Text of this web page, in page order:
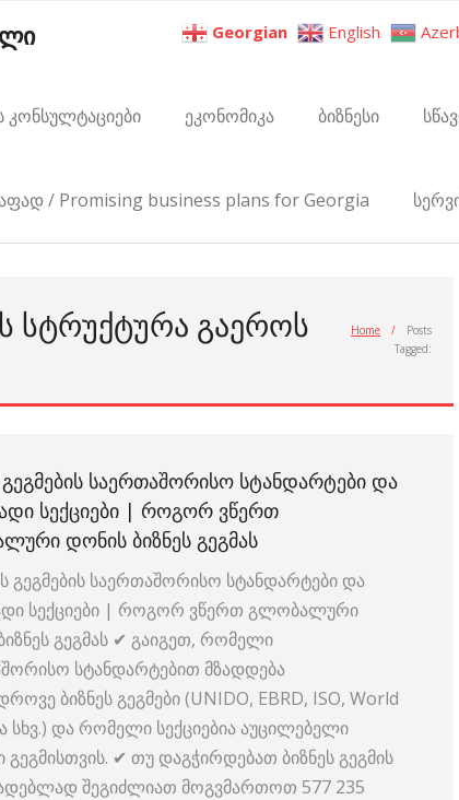
კონსულტაციები ეკონომიკა ბიზნესი
/ Promising business plans for Georgia
ᲡᲢᲠᲣᲥᲢᲣᲠᲐ ᲒᲐᲔᲠᲝᲡ Home /
Posts
Tagged:
ᲒᲔᲒᲛᲔᲑᲘᲡ ᲡᲐᲔᲠᲗᲐᲨᲝᲠᲘᲡᲝ ᲡᲢᲐᲜᲓᲐᲠᲢᲔᲑᲘ ᲓᲐ
ᲡᲔᲥᲪᲘᲔᲑᲘ | ᲠᲝᲒᲝᲠ ᲕᲬᲔᲠᲗ
ᲓᲝᲜᲘᲡ ᲑᲘᲖᲜᲔᲡ ᲒᲔᲒᲛᲐᲡ
გეგმების საერთაშორისო სტანდარტები და
სექციები | როგორ ვწერთ გლობალური
გეგმას ✔ გაიგეთ, რომელი
სტანდარტებით მზადდება
ბიზნეს გეგმები (UNIDO, EBRD, ISO, World
სხვ.) და რომელი სექციებია აუცილებელი
✔ თუ დაგჭირდებათ ბიზნეს გეგმის
შეგიძლიათ მოგვმართოთ 577 235
Georgian English